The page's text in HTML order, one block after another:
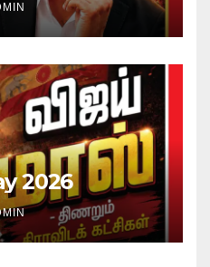
2026